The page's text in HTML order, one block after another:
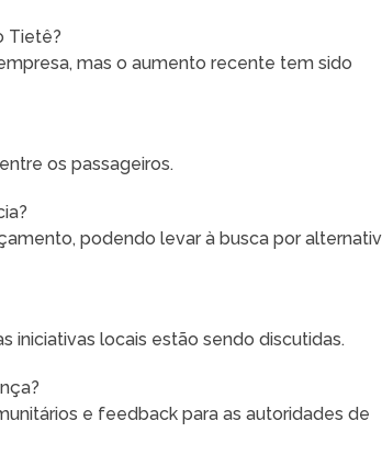
Tietê?
mas o aumento recente tem sido
os passageiros.
podendo levar à busca por
iniciativas locais estão sendo discutidas.
e feedback para as autoridades de